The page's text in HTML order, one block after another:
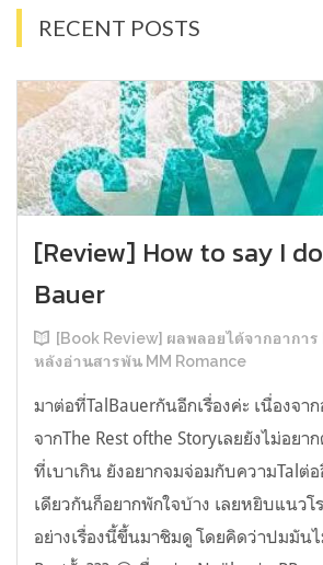
RECENT POSTS
[Review] How to say I
Bauer
[Book Review] ผลพลอยได้จากอากา
หลังอ่านสารพัน MM Romance
มาต่อที่TalBauerกันอีกเรื่องค่ะ เนื่องจา
จากThe Rest ofthe Storyเลยยังไม่อย
ที่เบาเกิน ยังอยากจมจ่อมกับความTalต่
เดียวกันก็อยากพักใจบ้าง เลยหยิบแนวโ
อย่างเรื่องนี้ขึ้นมาชิมดู โดยคิดว่าปมมัน